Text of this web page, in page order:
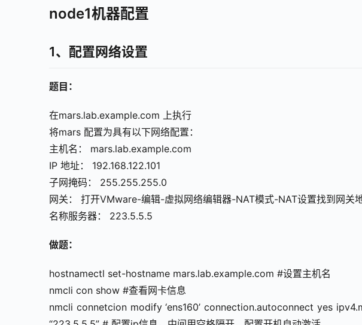
node1机器配置
1、配置⽹络设置
题目：
在mars.lab.example.com 上执行
将mars 配置为具有以下网络配置：
主机名： mars.lab.example.com
IP 地址： 192.168.122.101
子网掩码： 255.255.255.0
网关： 打开VMware-编辑-虚拟网络编辑器-NAT模式-NAT设置找到网关
名称服务器： 223.5.5.5
做题：
hostnamectl set-hostname mars.lab.example.com #设置主机名
nmcli con show #查看网卡信息
nmcli connetcion modify ‘ens160’ connection.autoconnect yes